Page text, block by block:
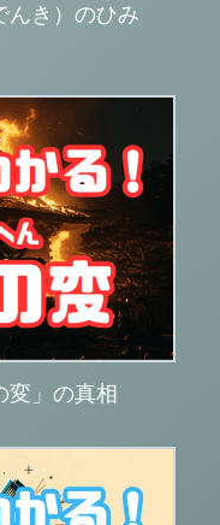
んき）のひみ
変」の真相